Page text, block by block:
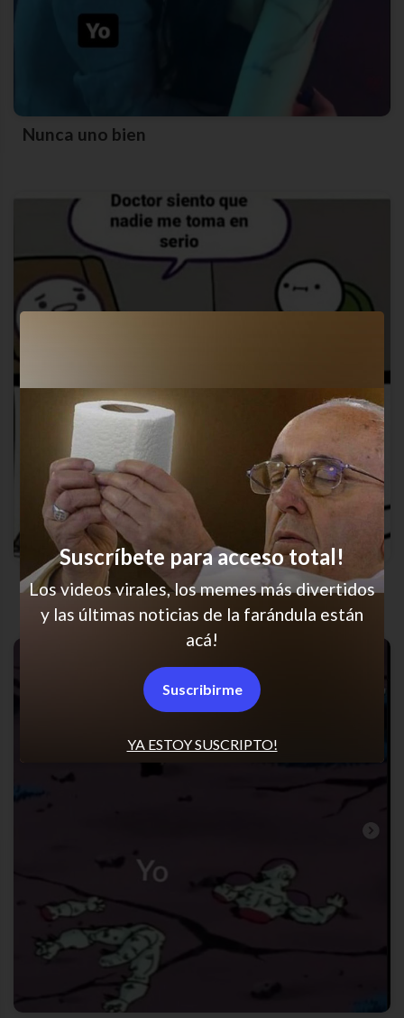
Nunca uno bien
En terapia
YA ESTOY SUSCRIPTO!
Suscríbete para acceso total!
Los videos virales, los memes más divertidos
y las últimas noticias de la farándula están
acá!
Suscribirme